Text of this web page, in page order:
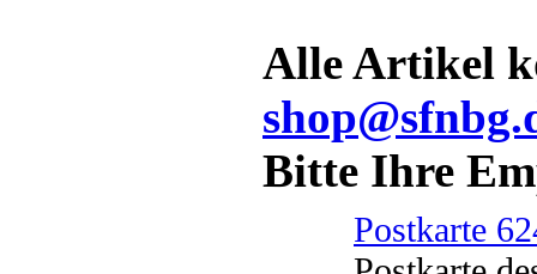
Alle Artikel
Bitte Ihre
Postkarte